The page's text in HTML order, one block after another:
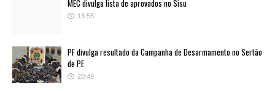
MEC divulga lista de aprovados no Sisu
13:55
PF divulga resultado da Campanha de Desarmamento no Sertão
de PE
20:49